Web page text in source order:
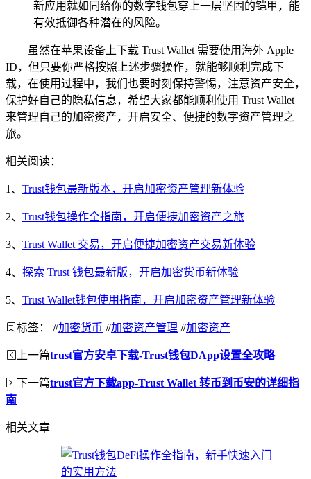
新应用就如同给你的数字钱包穿上一层坚固的铠甲，能
有效抵御各种潜在的风险。
虽然在苹果设备上下载 Trust Wallet 需要使用海外 Apple
ID，但只要你严格按照上述步骤操作，就能够顺利完成下
载，在使用过程中，我们也要时刻保持警惕，注意资产安全，
保护好自己的隐私信息，希望大家都能顺利使用 Trust Wallet
来管理自己的加密资产，开启安全、便捷的数字资产管理之
旅。
相关阅读：
1、 Trust钱包最新版本，开启加密资产管理新体验
2、 Trust钱包操作全指南，开启便捷加密资产之旅
3、 Trust Wallet 交易，开启便捷加密资产交易新体验
4、 探索 Trust 钱包最新版，开启加密货币新体验
5、 Trust Wallet钱包使用指南，开启加密资产管理新体验
标签： #加密货币 #加密资产管理 #加密资产
上一篇trust官方安卓下载-Trust钱包DApp设置全攻略
下一篇trust官方下载app-Trust Wallet 转币到币安的详细指
南
相关文章